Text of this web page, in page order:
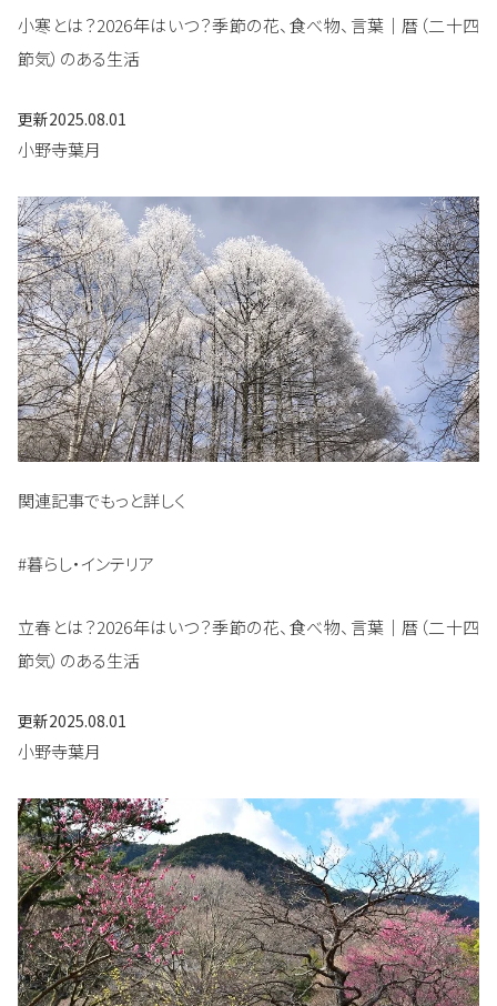
小寒とは？2026年はいつ？季節の花、食べ物、言葉｜暦（二十四
節気）のある生活
更新2025.08.01
小野寺葉月
関連記事でもっと詳しく
#暮らし・インテリア
立春とは？2026年はいつ？季節の花、食べ物、言葉｜暦（二十四
節気）のある生活
更新2025.08.01
小野寺葉月